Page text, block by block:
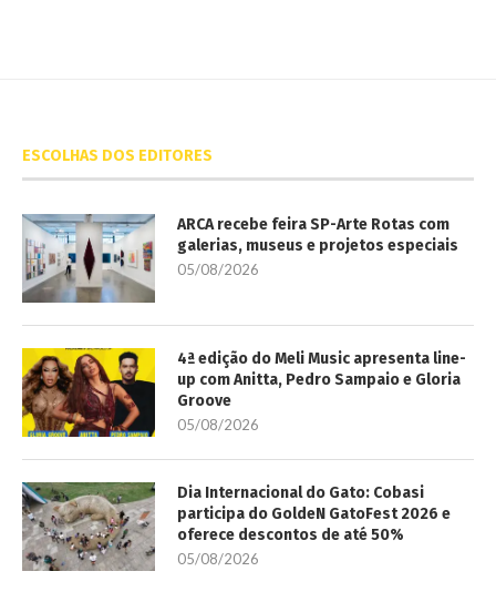
ESCOLHAS DOS EDITORES
ARCA recebe feira SP-Arte Rotas com
galerias, museus e projetos especiais
05/08/2026
4ª edição do Meli Music apresenta line-
up com Anitta, Pedro Sampaio e Gloria
Groove
05/08/2026
Dia Internacional do Gato: Cobasi
participa do GoldeN GatoFest 2026 e
oferece descontos de até 50%
05/08/2026